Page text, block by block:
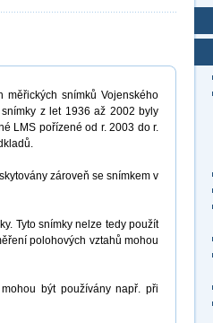
měřických snímků Vojenského
z let 1936 až 2002 byly
LMS pořízené od r. 2003 do r.
zároveň se snímkem v
Tyto snímky nelze tedy použít
polohových vztahů mohou
být používány např. při